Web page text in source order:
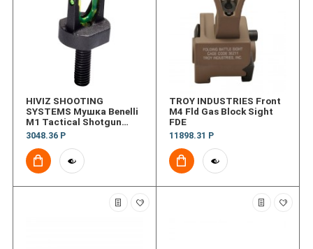
HIVIZ SHOOTING
SYSTEMS Мушка Benelli
M1 Tactical Shotgun
Sight
3048.36 Р
TROY INDUSTRIES Front
M4 Fld Gas Block Sight
FDE
11898.31 Р